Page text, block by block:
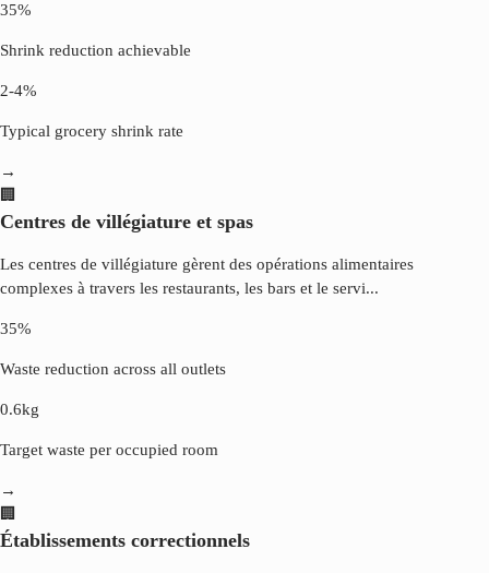
35%
Shrink reduction achievable
2-4%
Typical grocery shrink rate
→
🏢
Centres de villégiature et spas
Les centres de villégiature gèrent des opérations alimentaires
complexes à travers les restaurants, les bars et le servi...
35%
Waste reduction across all outlets
0.6kg
Target waste per occupied room
→
🏢
Établissements correctionnels